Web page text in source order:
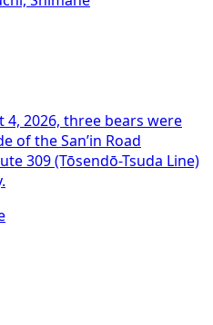
4, 2026, three bears were
of the San’in Road
309 (Tōsendō-Tsuda Line)